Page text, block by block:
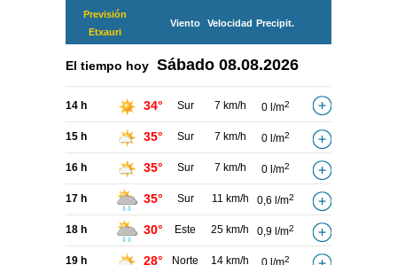
Previsión
Etxauri
Viento Velocidad Precipit.
El tiempo hoy Sábado 08.08.2026
14 h 34° Sur 7 km/h 0 l/m2
15 h 35° Sur 7 km/h 0 l/m2
16 h 35° Sur 7 km/h 0 l/m2
17 h 35° Sur 11 km/h 0,6 l/m2
18 h 30° Este 25 km/h 0,9 l/m2
19 h 28° Norte 14 km/h 2